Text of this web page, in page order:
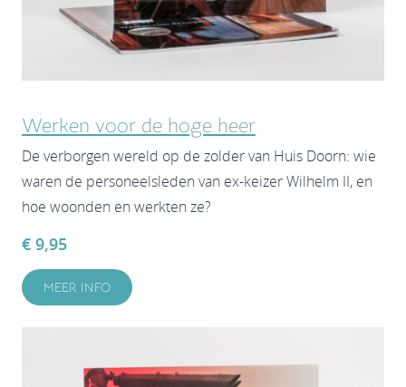
Werken voor de hoge heer
De verborgen wereld op de zolder van Huis Doorn: wie
waren de personeelsleden van ex-keizer Wilhelm II, en
hoe woonden en werkten ze?
€ 9,95
MEER INFO